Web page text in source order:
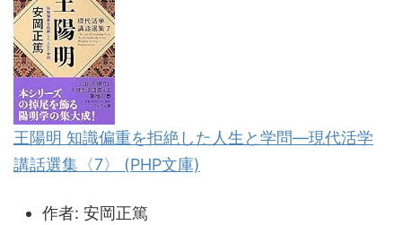
王陽明 知識偏重を拒絶した人生と学問―現代活学
講話選集〈7〉 (PHP文庫)
作者: 安岡正篤